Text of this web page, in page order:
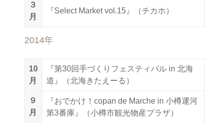
３
月
『Select Market vol.15』（チカホ）
2014年
10
月
『第30回手づくりフェスティバル in 北海
道』（北海きたえーる）
９
月
『おでかけ！copan de Marche in 小樽運河
第3番庫』（小樽市観光物産プラザ）